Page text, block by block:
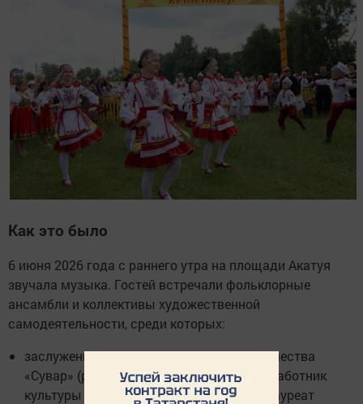
Как это было
6 июня 2026 года с раннего утра на площади Акатуя
звучала музыка. Гостей встречали фольклорные
ансамбли и коллективы художественной
самодеятельности, среди которых:
заслуженный коллектив народного творчества
«Сувар» (руководитель — заслуженный работник
культуры РФ и Чувашской Республики, лауреат